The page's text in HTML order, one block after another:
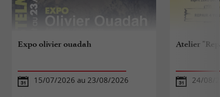
Expo olivier ouadah
15/07/2026 au 23/08/2026
Atelier
24/08/